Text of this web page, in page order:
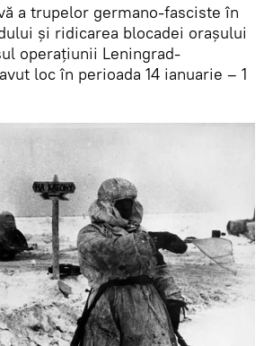
a trupelor germano-fasciste în
și ridicarea blocadei orașului
operațiunii Leningrad-
loc în perioada 14 ianuarie – 1